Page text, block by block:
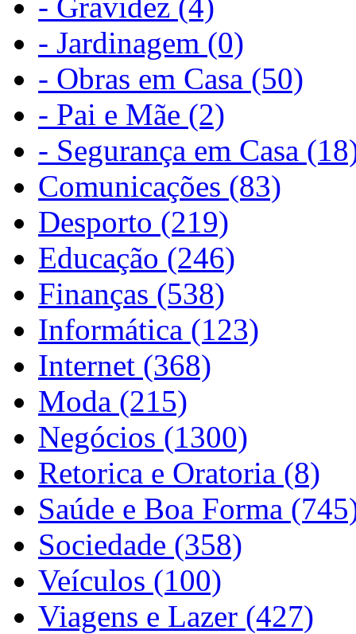
- Jardinagem (0)
- Obras em Casa (50)
- Pai e Mãe (2)
- Segurança em Casa
Comunicações (83)
Desporto (219)
Educação (246)
Finanças (538)
Informática (123)
Internet (368)
Moda (215)
Negócios (1300)
Retorica e Oratoria (8)
Saúde e Boa Forma
Sociedade (358)
Veículos (100)
Viagens e Lazer (427)